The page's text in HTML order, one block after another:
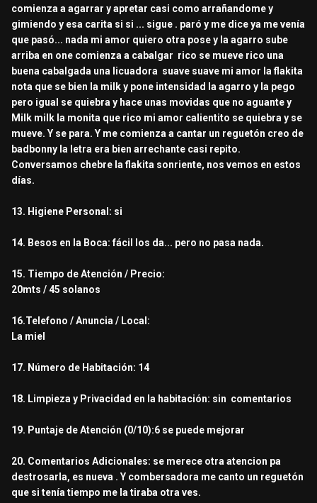
comienza a agarrar y apretar casi como arrañandome y
gimiendo y esa carita si si ... sigue . paró y me dice ya me venía
que pasó... nada mi amor quiero otra pose y la agarro sube
arriba en one comienza a cabalgar rico se mueve rico una
buena cabalgada una licuadora suave suave mi amor la flakita
nota que se bien la milk y pone intensidad la agarro y la pego
pero igual se quiebra y hace unas movidas que no aguante y
Milk milk la monita que rico mi amor calientito se quiebra y se
mueve. Y se para. Y me comienza a cantar un reguetón creo de
badbonny la letra era bien arrechante casi repito.
Conversamos chebre la flakita sonriente, nos vemos en estos
días.
13. Higiene Personal: si
14. Besos en la Boca: fácil los da... pero no pasa nada.
15. Tiempo de Atención / Precio:
20mts / 45 solanos
16.Telefono / Anuncia / Local:
La miel
17. Número de Habitación: 14
18. Limpieza y Privacidad en la habitación: sin comentarios
19. Puntaje de Atención (0/10):6 se puede mejorar
20. Comentarios Adicionales: se merece otra atencion pa
destrosarla, es nueva . Y combersadora me canto un reguetón
que si tenía tiempo me la tiraba otra ves.